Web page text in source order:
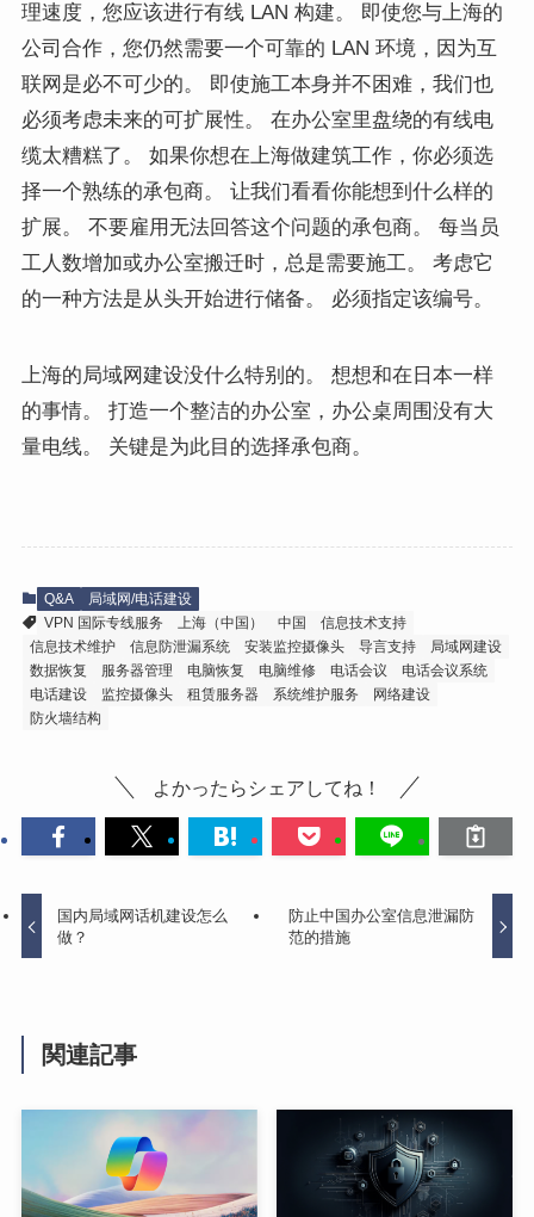
理速度，您应该进行有线 LAN 构建。 即使您与上海的
公司合作，您仍然需要一个可靠的 LAN 环境，因为互
联网是必不可少的。 即使施工本身并不困难，我们也
必须考虑未来的可扩展性。 在办公室里盘绕的有线电
缆太糟糕了。 如果你想在上海做建筑工作，你必须选
择一个熟练的承包商。 让我们看看你能想到什么样的
扩展。 不要雇用无法回答这个问题的承包商。 每当员
工人数增加或办公室搬迁时，总是需要施工。 考虑它
的一种方法是从头开始进行储备。 必须指定该编号。
上海的局域网建设没什么特别的。 想想和在日本一样
的事情。 打造一个整洁的办公室，办公桌周围没有大
量电线。 关键是为此目的选择承包商。
Q&A
局域网/电话建设
VPN 国际专线服务
上海（中国） 中国
信息技术支持
信息技术维护
信息防泄漏系统 安装监控摄像头 导言支持
局域网建设
数据恢复
服务器管理 电脑恢复 电脑维修 电话会议
电话会议系统
电话建设
监控摄像头 租赁服务器 系统维护服务
网络建设
防火墙结构
よかったらシェアしてね！
国内局域网话机建设怎么
做？
防止中国办公室信息泄漏防
范的措施
関連記事